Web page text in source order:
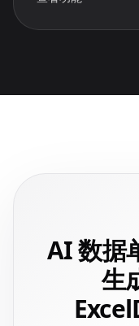
AI 数据
生